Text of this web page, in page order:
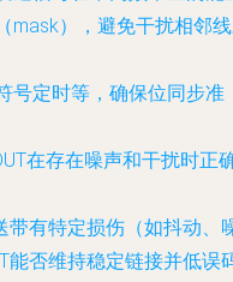
mask），避免干扰相邻
号定时等，确保位同步准
在存在噪声和干扰时正
带有特定损伤（如抖动、
能否维持稳定链接并低误